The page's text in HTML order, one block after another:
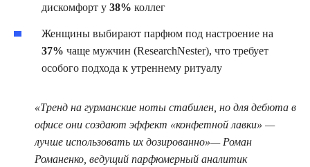
дискомфорт у 38% коллег
Женщины выбирают парфюм под настроение на
37% чаще мужчин (ResearchNester), что требует
особого подхода к утреннему ритуалу
«Тренд на гурманские ноты стабилен, но для дебюта в
офисе они создают эффект «конфетной лавки» —
лучше использовать их дозированно»— Роман
Романенко, ведущий парфюмерный аналитик